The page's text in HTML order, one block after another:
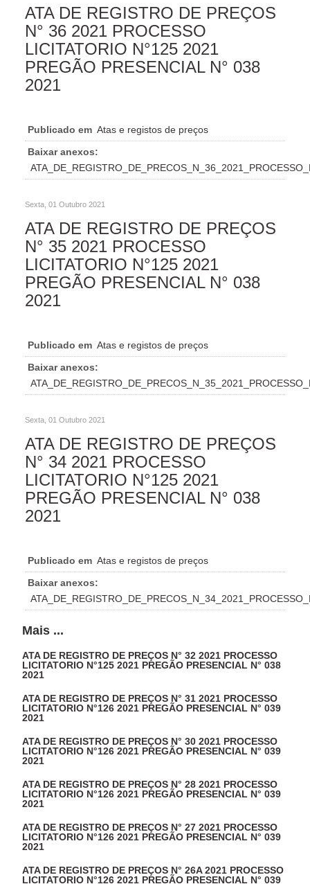
ATA DE REGISTRO DE PREÇOS
N° 36 2021 PROCESSO
LICITATORIO N°125 2021
PREGÃO PRESENCIAL N° 038
2021
Publicado em Atas e registos de preços
Baixar anexos:
Sexta, 01 Outubro 2021
ATA DE REGISTRO DE PREÇOS
N° 35 2021 PROCESSO
LICITATORIO N°125 2021
PREGÃO PRESENCIAL N° 038
2021
Publicado em Atas e registos de preços
Baixar anexos:
Sexta, 01 Outubro 2021
ATA DE REGISTRO DE PREÇOS
N° 34 2021 PROCESSO
LICITATORIO N°125 2021
PREGÃO PRESENCIAL N° 038
2021
Publicado em Atas e registos de preços
Baixar anexos:
Mais ...
ATA DE REGISTRO DE PREÇOS N° 32 2021 PROCESSO
LICITATORIO N°125 2021 PREGÃO PRESENCIAL N° 038
2021
ATA DE REGISTRO DE PREÇOS N° 31 2021 PROCESSO
LICITATORIO N°126 2021 PREGÃO PRESENCIAL N° 039
2021
ATA DE REGISTRO DE PREÇOS N° 30 2021 PROCESSO
LICITATORIO N°126 2021 PREGÃO PRESENCIAL N° 039
2021
ATA DE REGISTRO DE PREÇOS N° 28 2021 PROCESSO
LICITATORIO N°126 2021 PREGÃO PRESENCIAL N° 039
2021
ATA DE REGISTRO DE PREÇOS N° 27 2021 PROCESSO
LICITATORIO N°126 2021 PREGÃO PRESENCIAL N° 039
2021
ATA DE REGISTRO DE PREÇOS N° 26A 2021 PROCESSO
LICITATORIO N°126 2021 PREGÃO PRESENCIAL N° 039